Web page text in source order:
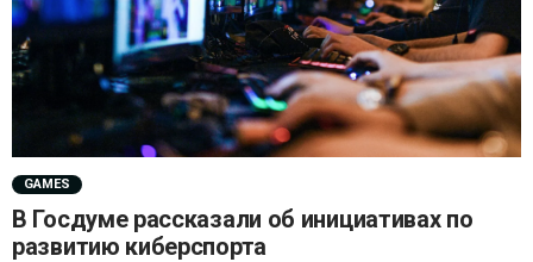
GAMES
В Госдуме рассказали об инициативах по
развитию киберспорта